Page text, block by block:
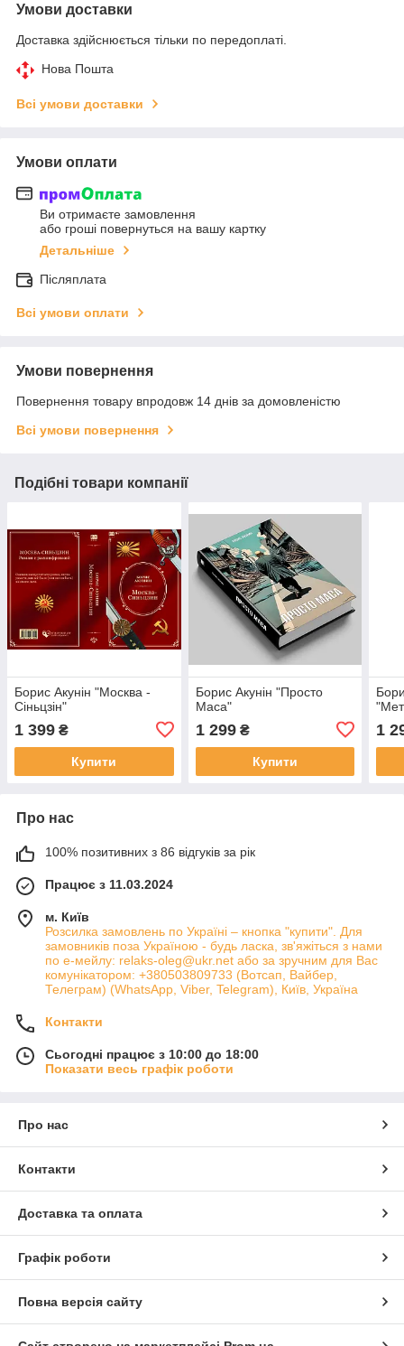
Умови доставки
Доставка здійснюється тільки по передоплаті.
Нова Пошта
Всі умови доставки
Умови оплати
Ви отримаєте замовлення
або гроші повернуться на вашу картку
Детальніше
Післяплата
Всі умови оплати
Умови повернення
Повернення товару впродовж 14 днів за домовленістю
Всі умови повернення
Подібні товари компанії
Борис Акунін "Москва -
Сіньцзін"
1 399 ₴
Купити
Борис Акунін "Просто
Маса"
1 299₴
Купити
1
Про нас
100% позитивних з 86 відгуків за рік
Працює з 11.03.2024
м. Київ
Розсилка замовлень по Україні – кнопка "купити". Для
замовників поза Україною - будь ласка, зв'яжіться з нами
по е-мейлу: relaks-oleg@ukr.net або за зручним для Вас
комунікатором: +380503809733 (Вотсап, Вайбер,
Телеграм) (WhatsApp, Viber, Telegram), Київ, Україна
Контакти
Сьогодні працює з 10:00 до 18:00
Показати весь графік роботи
Про нас
Контакти
Доставка та оплата
Графік роботи
Повна версія сайту